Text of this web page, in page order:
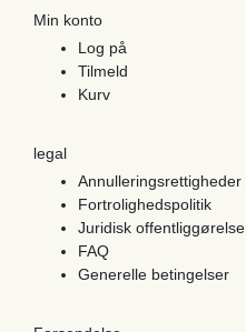
Min konto
Log på
Tilmeld
Kurv
legal
Annulleringsrettigheder
Fortrolighedspolitik
Juridisk offentliggørelse
FAQ
Generelle betingelser